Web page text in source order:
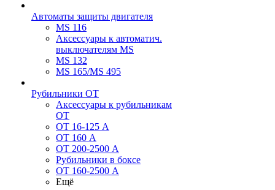
Автоматы защиты двигателя
MS 116
Аксессуары к автоматич.
выключателям MS
MS 132
MS 165/MS 495
Рубильники ОТ
Аксессуары к рубильникам
OT
OT 16-125 А
OT 160 А
OT 200-2500 А
Рубильники в боксе
OT 160-2500 А
Ещё